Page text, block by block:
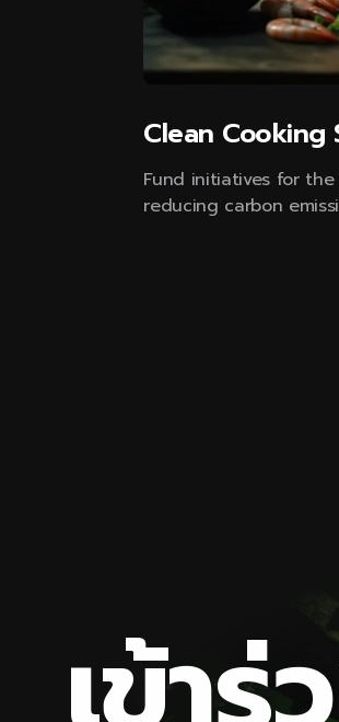
Clean Cooking
Fund initiatives for
reducing carbon